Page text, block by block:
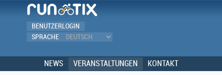
BENUTZERLOGIN
SPRACHE
NEWS VERANSTALTUNGEN KONTAKT